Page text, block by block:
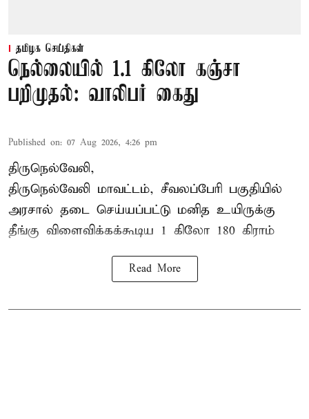
தமிழக செய்திகள்
நெல்லையில் 1.1 கிலோ கஞ்சா
பறிமுதல்: வாலிபர் கைது
Published on: 07 Aug 2026, 4:26 pm
திருநெல்வேலி,
திருநெல்வேலி மாவட்டம், சீவலப்பேரி பகுதியில்
அரசால் தடை செய்யப்பட்டு மனித உயிருக்கு
தீங்கு விளைவிக்கக்கூடிய 1 கிலோ 180 கிராம்
Read More